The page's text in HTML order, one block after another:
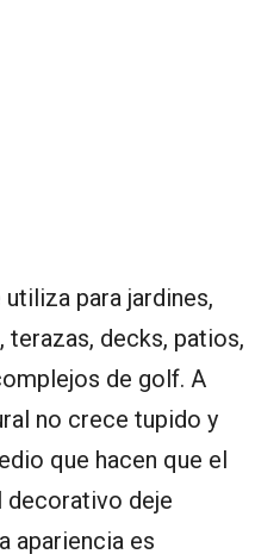
para jardines,
terazas, decks, patios,
de golf. A
no crece tupido y
que hacen que el
decorativo deje
apariencia es